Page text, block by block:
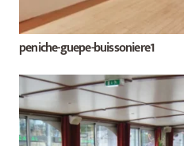
peniche-guepe-buissoniere1